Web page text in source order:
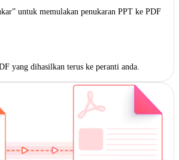
untuk memulakan penukaran PPT ke PDF
yang dihasilkan terus ke peranti anda.